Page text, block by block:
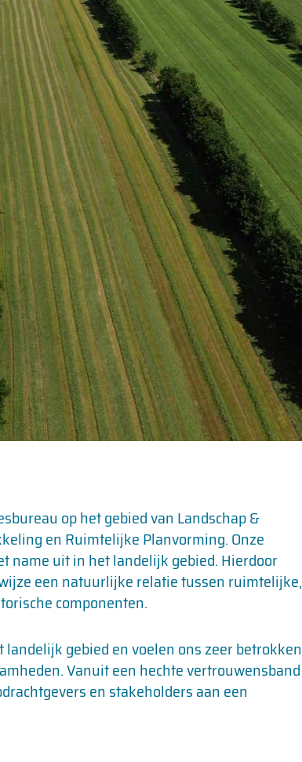
op het gebied van Landschap &
en Ruimtelijke Planvorming. Onze
name uit in het landelijk gebied. Hierdoor
een natuurlijke relatie tussen ruimtelijke,
componenten.
gebied en voelen ons zeer betrokken
Vanuit een hechte vertrouwensband
en stakeholders aan een